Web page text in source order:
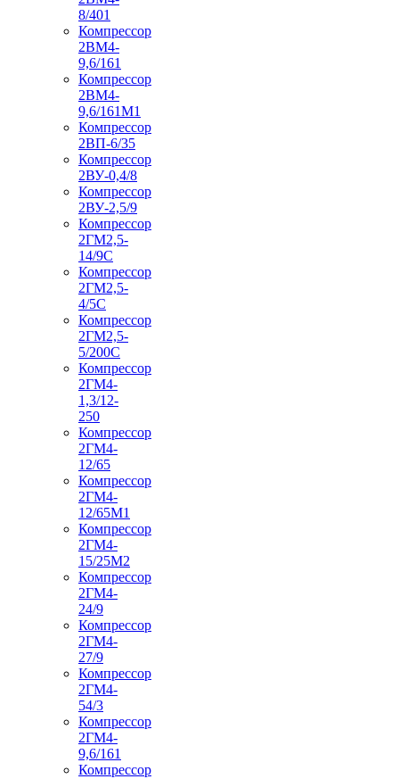
8/401
Компрессор
2ВМ4-
9,6/161
Компрессор
2ВМ4-
9,6/161М1
Компрессор
2ВП-6/35
Компрессор
2ВУ-0,4/8
Компрессор
2ВУ-2,5/9
Компрессор
2ГМ2,5-
14/9С
Компрессор
2ГМ2,5-
4/5С
Компрессор
2ГМ2,5-
5/200С
Компрессор
2ГМ4-
1,3/12-
250
Компрессор
2ГМ4-
12/65
Компрессор
2ГМ4-
12/65М1
Компрессор
2ГМ4-
15/25М2
Компрессор
2ГМ4-
24/9
Компрессор
2ГМ4-
27/9
Компрессор
2ГМ4-
54/3
Компрессор
2ГМ4-
9,6/161
Компрессор